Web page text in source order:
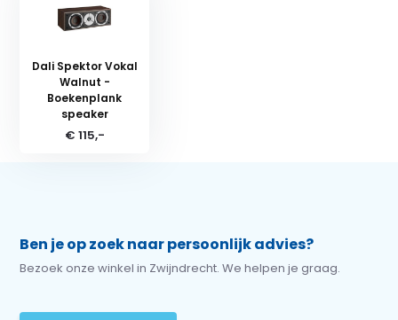
Dali Spektor Vokal
Walnut -
Boekenplank
speaker
€ 115,-
Ben je op zoek naar persoonlijk advies?
Bezoek onze winkel in Zwijndrecht. We helpen je graag.